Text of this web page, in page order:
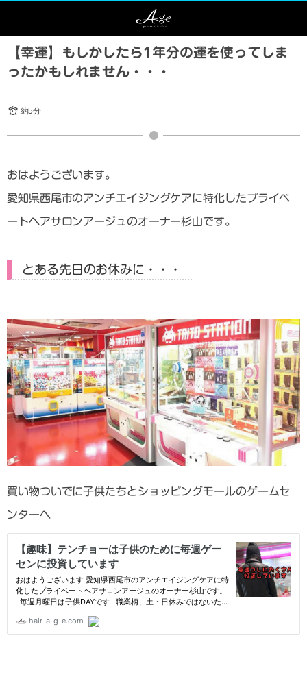
【幸運】もしかしたら1年分の運を使ってしま
ったかもしれません・・・
約5分
おはようございます。
愛知県西尾市のアンチエイジングケアに特化したプライベ
ートヘアサロンアージュのオーナー杉山です。
とある先日のお休みに・・・
買い物ついでに子供たちとショッピングモールのゲームセ
ンターへ